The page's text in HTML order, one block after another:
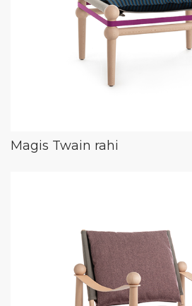
Magis Twain rahi